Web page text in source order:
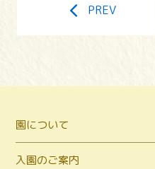
PREV
園について
入園のご案内